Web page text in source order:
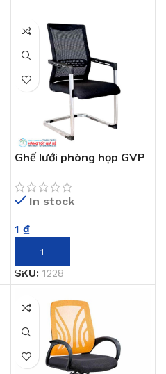
Ghế lưới phòng họp GVP
In stock
1 ₫
THÊM VÀO GIỎ HÀNG
SKU: 1228